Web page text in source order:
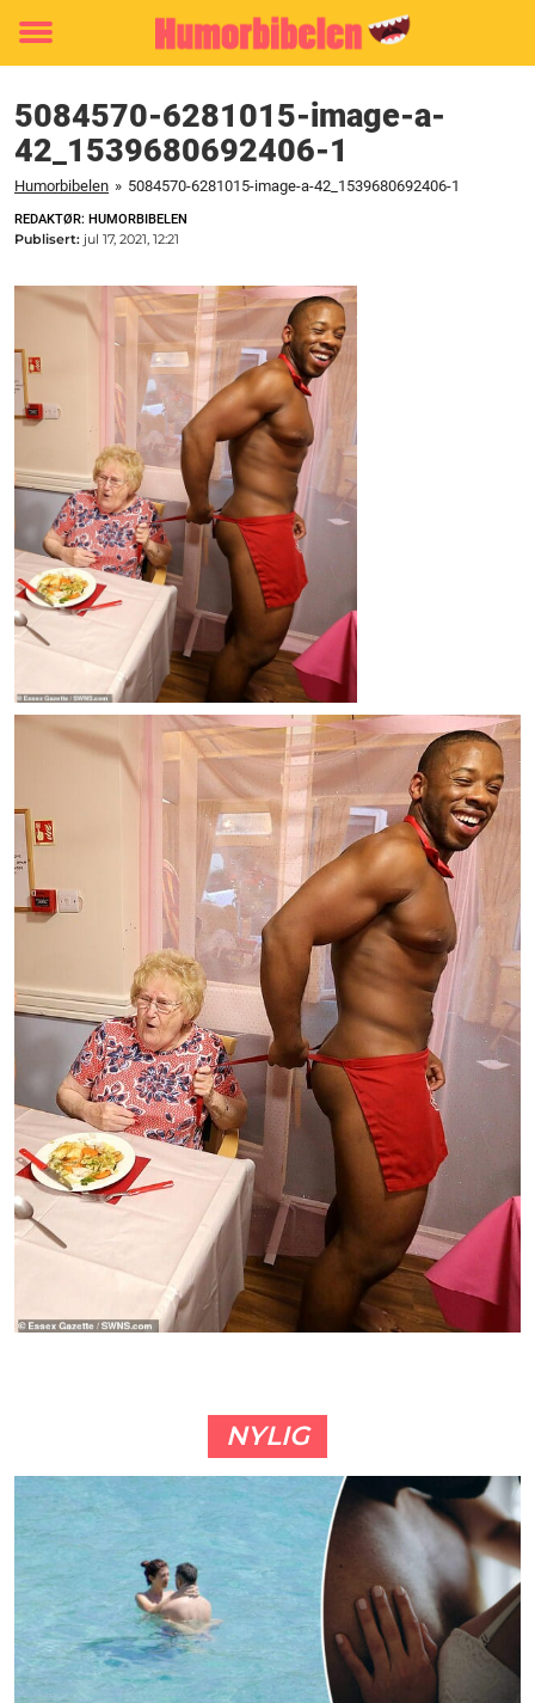
Toggle
5084570-6281015-image-a-
42_1539680692406-1
Humorbibelen » 5084570-6281015-image-a-42_1539680692406-1
REDAKTØR: HUMORBIBELEN
Publisert: jul 17, 2021, 12:21
NYLIG